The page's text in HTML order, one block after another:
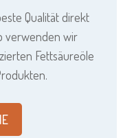
Qualität direkt
verwenden wir
Fettsäureöle